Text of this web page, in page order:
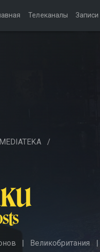
Телеканалы
/
Великобритания